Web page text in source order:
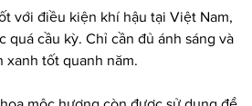
với điều kiện khí hậu tại Việt Nam,
quá cầu kỳ. Chỉ cần đủ ánh sáng và
xanh tốt quanh năm.